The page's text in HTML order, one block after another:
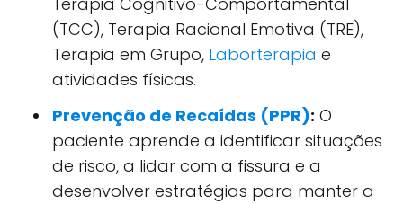
(TCC), Terapia Racional Emotiva (TRE),
Terapia em Grupo, Laborterapia e
atividades físicas.
Prevenção de Recaídas (PPR): O
paciente aprende a identificar situações
de risco, a lidar com a fissura e a
desenvolver estratégias para manter a